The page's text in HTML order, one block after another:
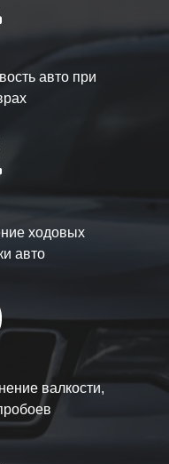
авто при
ходовых
авто
валкости,